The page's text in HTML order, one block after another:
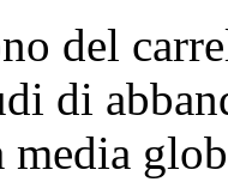
del
di